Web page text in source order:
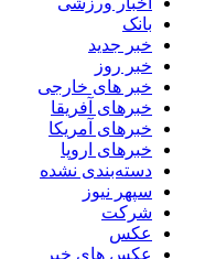
بانک
خبر جدید
خبر روز
خبر های خارجی
خبرهای آفریقا
خبرهای آمریکا
خبرهای اروپا
دسته‌بندی نشده
سپهر نیوز
شرکت
عکس
عکس های خبر